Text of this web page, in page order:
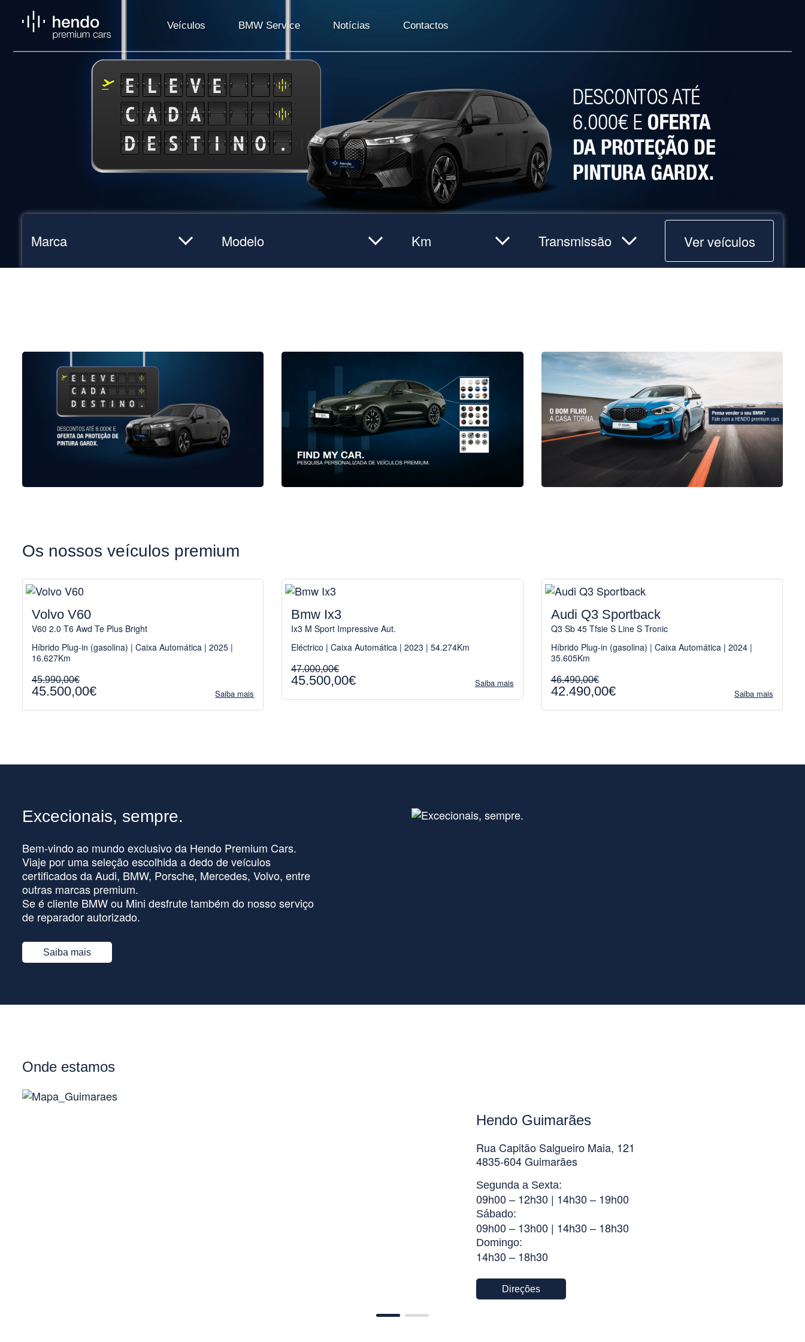
Veículos BMW Service Notícias Contactos
Ver veículos
Os nossos veículos premium
Volvo V60
V60 2.0 T6 Awd Te Plus Bright
Híbrido Plug-in (gasolina) | Caixa Automática | 2025 |
16.627Km
45.990,00€
45.500,00€ Saiba mais
Bmw Ix3
Ix3 M Sport Impressive Aut.
Eléctrico | Caixa Automática | 2023 | 54.274Km
47.000,00€
45.500,00€ Saiba mais
Audi Q3 Sportback
Q3 Sb 45 Tfsie S Line S Tronic
Híbrido Plug-in (gasolina) | Caixa Automática | 2024 |
35.605Km
46.490,00€
42.490,00€ Saiba mais
Excecionais, sempre.
Bem-vindo ao mundo exclusivo da Hendo Premium Cars.
Viaje por uma seleção escolhida a dedo de veículos
certificados da Audi, BMW, Porsche, Mercedes, Volvo, entre
outras marcas premium.
Se é cliente BMW ou Mini desfrute também do nosso serviço
de reparador autorizado.
Saiba mais
Onde estamos
Hendo Guimarães
Rua Capitão Salgueiro Maia, 121
4835-604 Guimarães
Segunda a Sexta:
09h00 – 12h30 | 14h30 – 19h00
Sábado:
09h00 – 13h00 | 14h30 – 18h30
Domingo:
14h30 – 18h30
Direções